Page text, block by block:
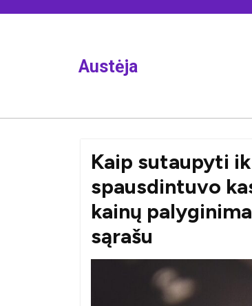
Austėja
Kaip sutaupyti
spausdintuvo
kainų
sąrašu